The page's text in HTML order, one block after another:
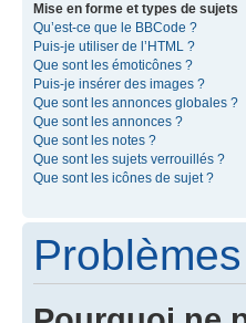
Mise en forme et types de sujets
Qu’est-ce que le BBCode ?
Puis-je utiliser de l’HTML ?
Que sont les émoticônes ?
Puis-je insérer des images ?
Que sont les annonces globales ?
Que sont les annonces ?
Que sont les notes ?
Que sont les sujets verrouillés ?
Que sont les icônes de sujet ?